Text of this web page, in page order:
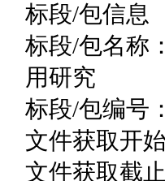
标段/包信息
标段/包名称
用研究
标段/包编号
文件获取开
文件获取截